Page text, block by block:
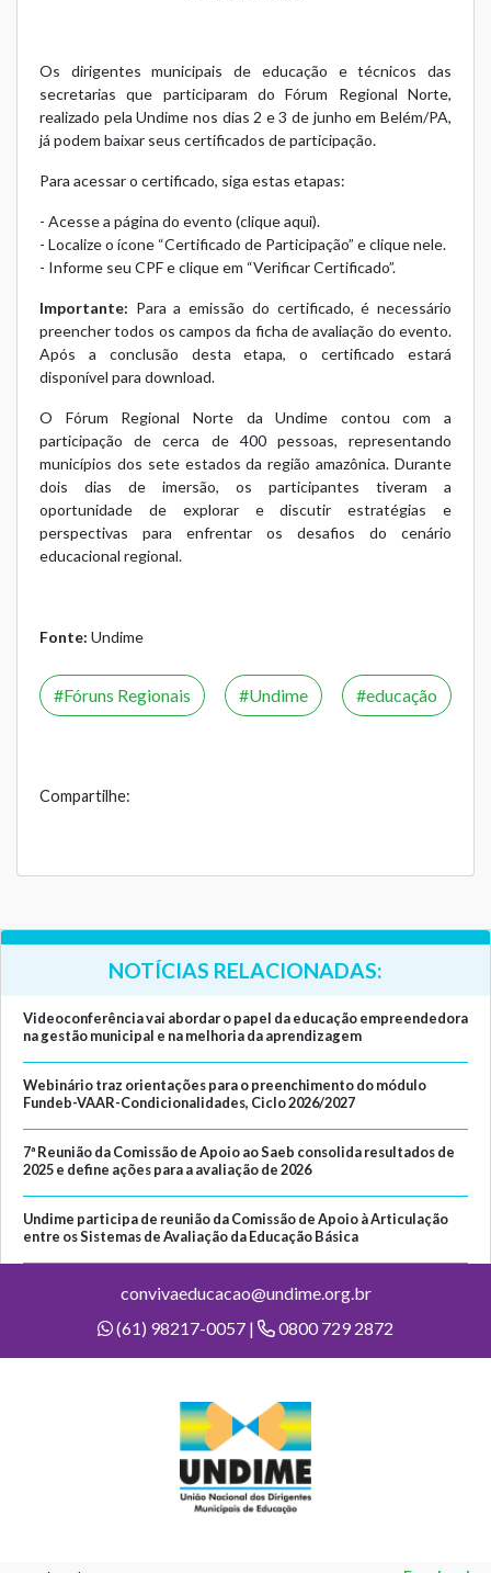
Os dirigentes municipais de educação e técnicos das
secretarias que participaram do Fórum Regional Norte,
realizado pela Undime nos dias 2 e 3 de junho em Belém/PA,
já podem baixar seus certificados de participação.
Para acessar o certificado, siga estas etapas:
- Acesse a página do evento (clique aqui).
- Localize o ícone “Certificado de Participação” e clique nele.
- Informe seu CPF e clique em “Verificar Certificado”.
Importante: Para a emissão do certificado, é necessário
preencher todos os campos da ficha de avaliação do evento.
Após a conclusão desta etapa, o certificado estará
disponível para download.
O Fórum Regional Norte da Undime contou com a
participação de cerca de 400 pessoas, representando
municípios dos sete estados da região amazônica. Durante
dois dias de imersão, os participantes tiveram a
oportunidade de explorar e discutir estratégias e
perspectivas para enfrentar os desafios do cenário
educacional regional.
Fonte: Undime
Fóruns Regionais Undime educação
Compartilhe:
NOTÍCIAS RELACIONADAS:
Videoconferência vai abordar o papel da educação empreendedora
na gestão municipal e na melhoria da aprendizagem
Webinário traz orientações para o preenchimento do módulo
Fundeb-VAAR-Condicionalidades, Ciclo 2026/2027
7ª Reunião da Comissão de Apoio ao Saeb consolida resultados de
2025 e define ações para a avaliação de 2026
Undime participa de reunião da Comissão de Apoio à Articulação
entre os Sistemas de Avaliação da Educação Básica
convivaeducacao@undime.org.br
(61) 98217-0057 |
0800 729 2872